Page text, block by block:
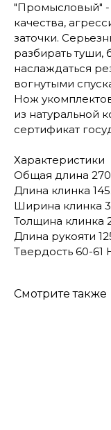
"Промысловый" -
качества,
заточки.
разбирать туши,
наслаждаться
вогнутыми
Нож
из натуральной
сертификат
Характеристики
Общая длина
Длина клинка
Ширина клинка
Толщина клинка
Длина рукояти
Твердость 60-61
Смотрите также